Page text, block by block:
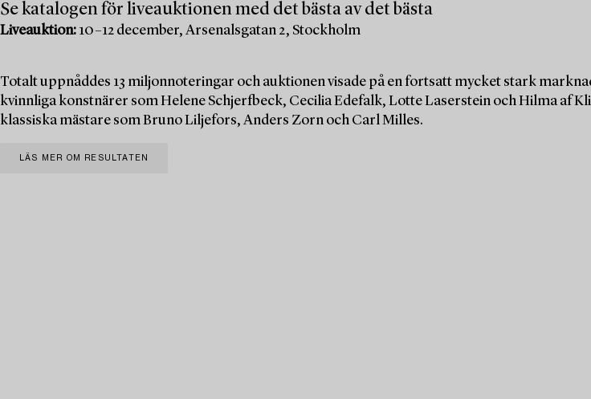
Se katalogen för liveauktionen med det bästa av det bästa
Liveauktion: 10–12 december, Arsenalsgatan 2, Stockholm
Totalt uppnåddes 13 miljonnoteringar och auktionen visade på en fortsatt mycket stark
kvinnliga konstnärer som Helene Schjerfbeck, Cecilia Edefalk, Lotte Laserstein och Hilma af
klassiska mästare som Bruno Liljefors, Anders Zorn och Carl Milles.
LÄS MER OM RESULTATEN